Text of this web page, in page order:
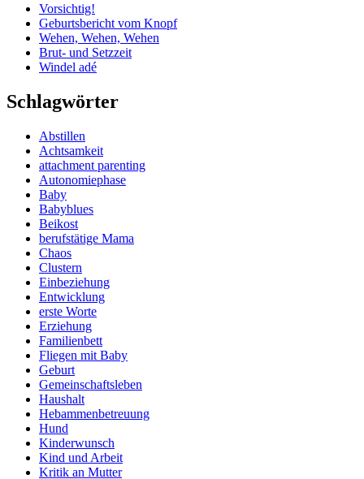
Vorsichtig!
Geburtsbericht vom Knopf
Wehen, Wehen, Wehen
Brut- und Setzzeit
Windel adé
Schlagwörter
Abstillen
Achtsamkeit
attachment parenting
Autonomiephase
Baby
Babyblues
Beikost
berufstätige Mama
Chaos
Clustern
Einbeziehung
Entwicklung
erste Worte
Erziehung
Familienbett
Fliegen mit Baby
Geburt
Gemeinschaftsleben
Haushalt
Hebammenbetreuung
Hund
Kinderwunsch
Kind und Arbeit
Kritik an Mutter